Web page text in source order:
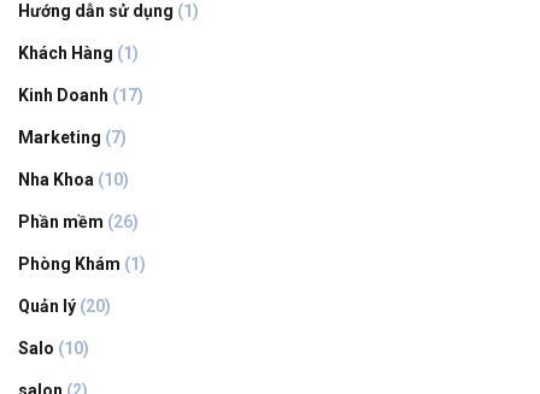
Hướng dẫn sử dụng (1)
Khách Hàng (1)
Kinh Doanh (17)
Marketing (7)
Nha Khoa (10)
Phần mềm (26)
Phòng Khám (1)
Quản lý (20)
Salo (10)